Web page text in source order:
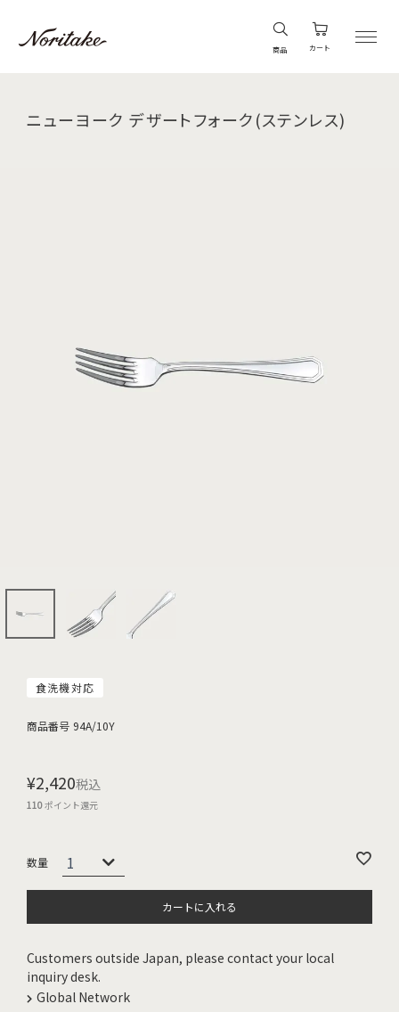
商品 カート
ニューヨーク デザートフォーク(ステンレス)
食洗機対応
商品番号 94A/10Y
¥2,420税込
110ポイント還元
カートに入れる
Customers outside Japan, please contact your local
inquiry desk.
Global Network